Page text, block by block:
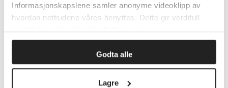
Informasjonskapslene samler anonyme videoklipp av
hvordan nettsidene våres benyttes. Dette gir verdifull
innsikt som gjør at vi kan forbedre oss.
Godta alle
Lagre
Free fulltexti venstremargen. Vi får da se
kun de artiklene som er gratis å lese.
Andre tips – begrens til
oversiktsartikler